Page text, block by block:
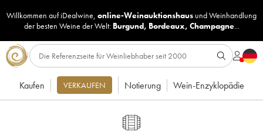
Willkommen auf iDealwine, online-Weinauktionshaus undWeinhandlung
der besten Weine der Welt: Burgund, Bordeaux, Champagne...
Kaufen VERKAUFEN Notierung Wein-Enzyklopädie